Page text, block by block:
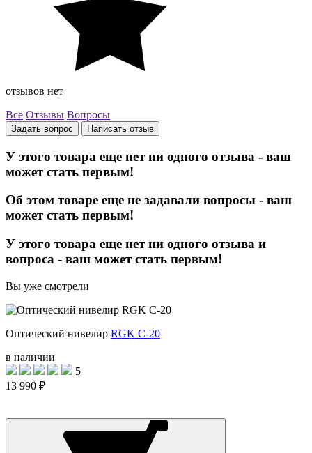
отзывов нет
Все Отзывы Вопросы
Задать вопрос Написать отзыв
У этого товара еще нет ни одного отзыва - ваш
может стать первым!
Об этом товаре еще не задавали вопросы - ваш
может стать первым!
У этого товара еще нет ни одного отзыва и
вопроса - ваш может стать первым!
Вы уже смотрели
Оптический нивелир RGK C-20
в наличии
5
13 990 ₽